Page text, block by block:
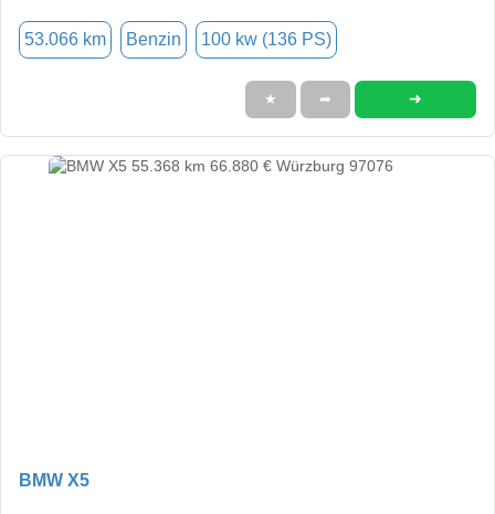
53.066 km Benzin 100 kw (136 PS)
★ ➦ ➜
BMW X5